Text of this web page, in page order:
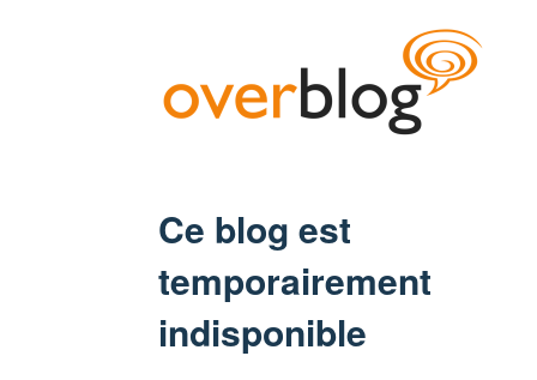
Ce blog est
temporairement
indisponible